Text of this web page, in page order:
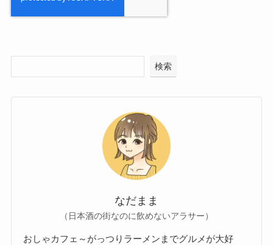
検索
なだまま
（日本酒の街なのに飲めないアラサー）
おしゃカフェ～がっつりラーメンまでグルメが大好